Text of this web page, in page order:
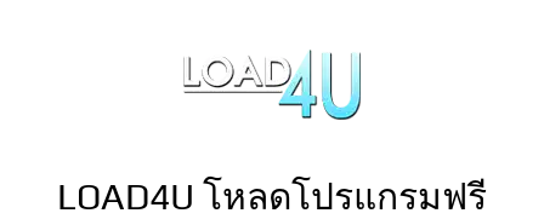
LOAD4U โหลดโปรแกรมฟรี